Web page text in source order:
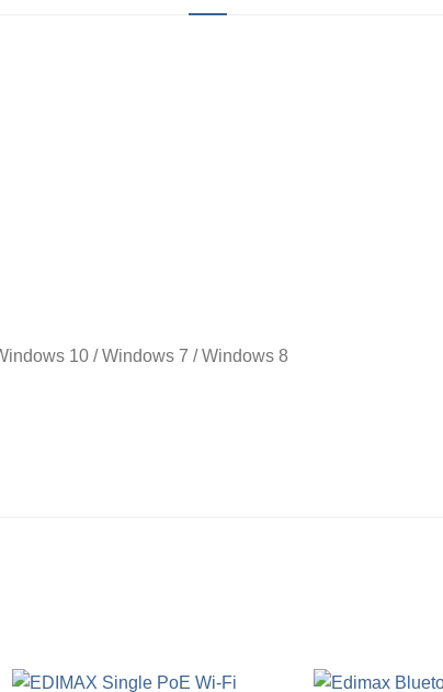
10 / Windows 7 / Windows 8